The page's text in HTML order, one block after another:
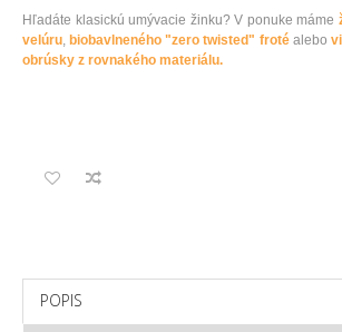
Hľadáte klasickú umývacie žinku? V ponuke máme
velúru, biobavlneného "zero twisted" frotéalebo
obrúsky z rovnakého materiálu.
POPIS